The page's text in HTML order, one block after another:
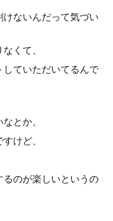
ないんだって気づい
くて、
ていただいてるんで
とか、
けど、
のが楽しいというの